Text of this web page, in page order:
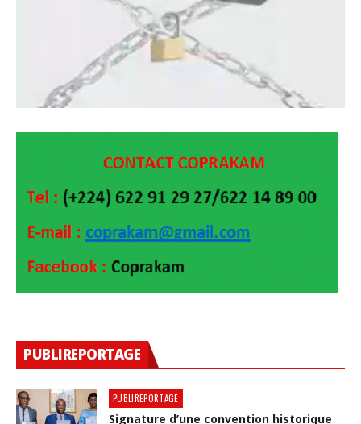
PUBLIREPORTAGE
PUBLIREPORTAGE
Signature d’une convention historique